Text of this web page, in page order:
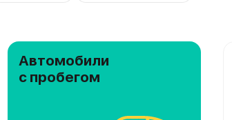
Автомобили
с пробегом